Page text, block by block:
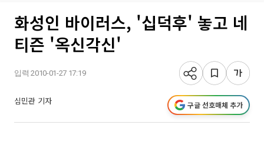
화성인 바이러스, '십덕후' 놓고 네
티즌 '옥신각신'
입력 2010-01-27 17:19
심민관 기자 구글 선호매체 추가